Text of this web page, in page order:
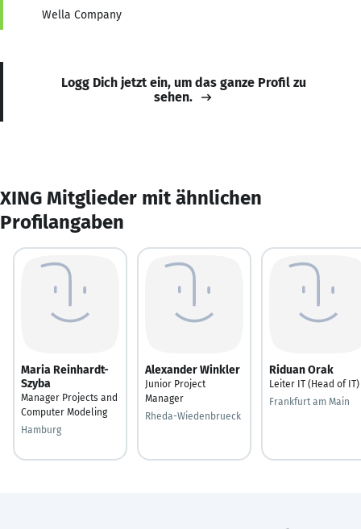
Wella Company
Logg Dich jetzt ein, um das ganze Profil zu
sehen.
XING Mitglieder mit ähnlichen
Profilangaben
Maria Reinhardt-
Szyba
Manager Projects and
Computer Modeling
Hamburg
Alexander Winkler
Junior Project
Manager
Rheda-Wiedenbrueck
Riduan Orak
Leiter IT (Head of IT)
Frankfurt am Main